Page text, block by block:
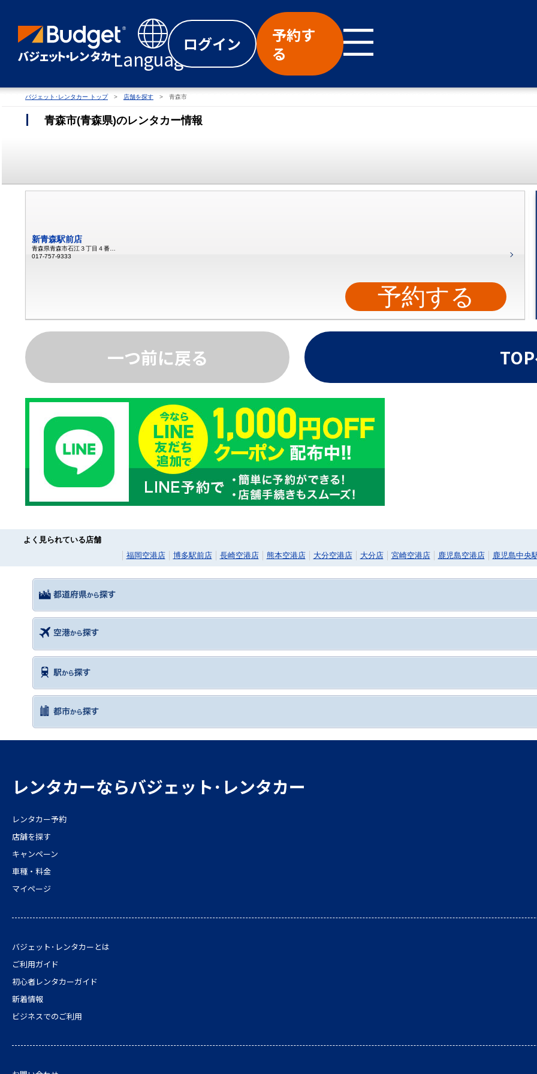
Language
ログイン
予約す
る
バジェット･レンタカー トップ 店舗を探す 青森市
青森市(青森県)のレンタカー情報
新青森駅前店
017-757-9333
予約する
一つ前に戻る
よく見られている店舗
福岡空港店
博多駅前店 長崎空港店 熊本空港店 大分空港店 大分店 宮崎空港店 鹿児島空港店 鹿児島中央
レンタカーならバジェット･レンタカー
レンタカー予約
店舗を探す
キャンペーン
車種・料金
マイページ
バジェット･レンタカーとは
ご利用ガイド
初心者レンタカーガイド
新着情報
ビジネスでのご利用